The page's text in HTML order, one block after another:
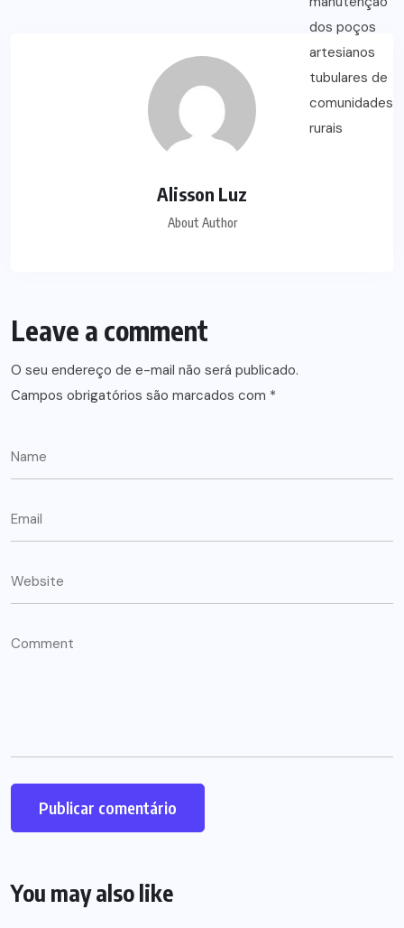
Alisson Luz
About Author
Leave a comment
O seu endereço de e-mail não será publicado.
Campos obrigatórios são marcados com *
You may also like